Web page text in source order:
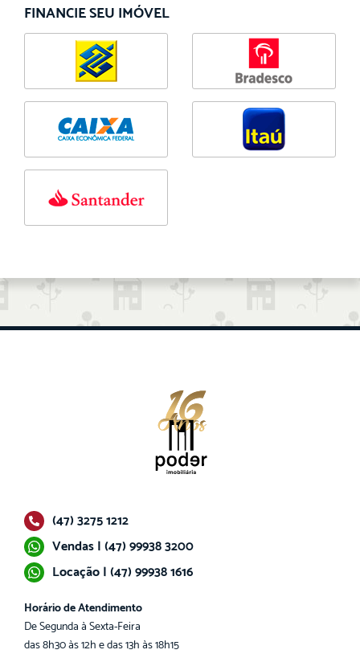
FINANCIE SEU IMÓVEL
(47) 3275 1212
Vendas | (47) 99938 3200
Locação | (47) 99938 1616
Horário de Atendimento
De Segunda à Sexta-Feira
das 8h30 às 12h e das 13h às 18h15